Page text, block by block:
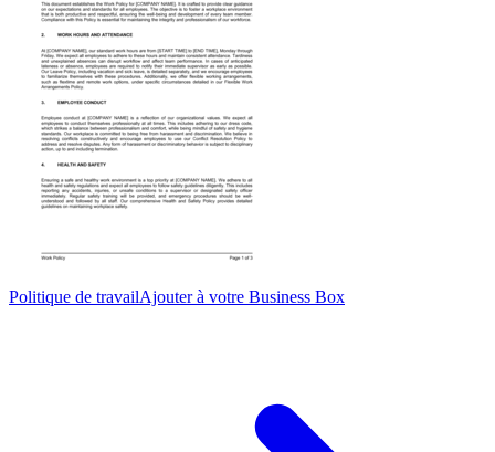
Politique de travailAjouter à votre Business Box